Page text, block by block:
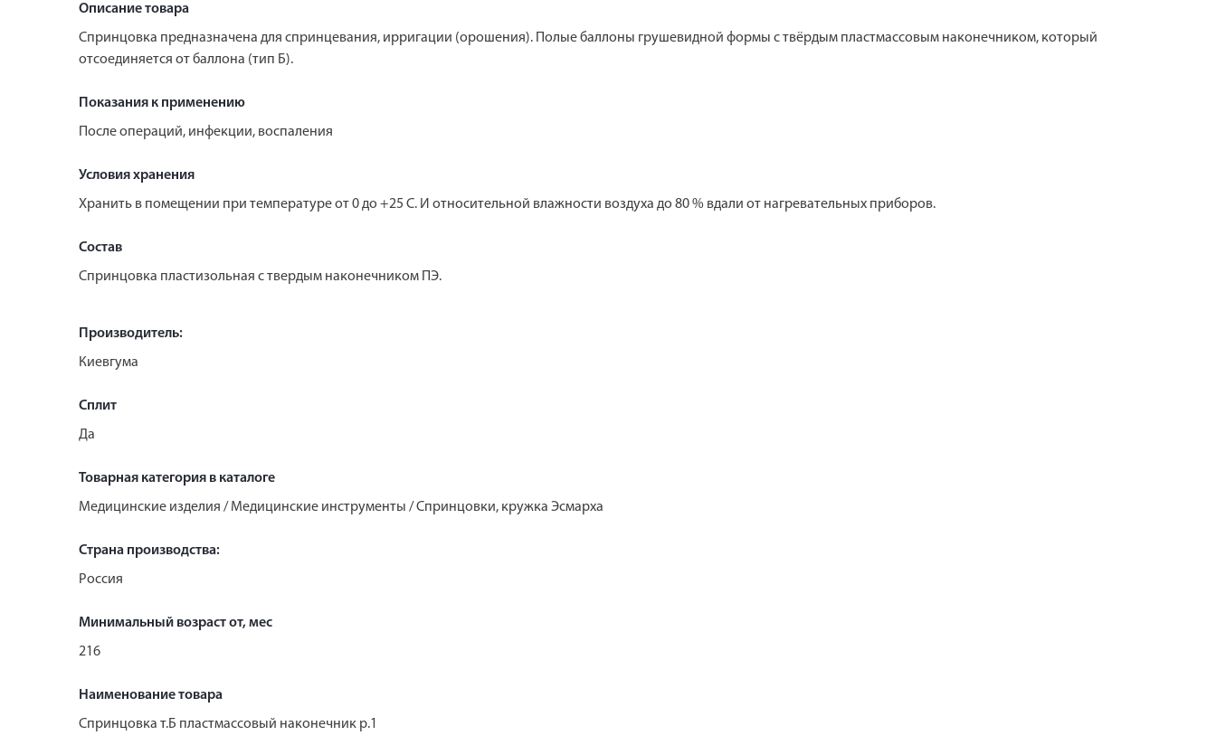
Описание товара
Спринцовка предназначена для спринцевания, ирригации (орошения). Полые баллоны грушевидной формы с твёрдым пластмассовым наконечником, который
отсоединяется от баллона (тип Б).
Показания к применению
После операций, инфекции, воспаления
Условия хранения
Хранить в помещении при температуре от 0 до +25 С. И относительной влажности воздуха до 80 % вдали от нагревательных приборов.
Состав
Спринцовка пластизольная с твердым наконечником ПЭ.
Производитель:
Киевгума
Сплит
Да
Товарная категория в каталоге
Медицинские изделия / Медицинские инструменты / Спринцовки, кружка Эсмарха
Страна производства:
Россия
Минимальный возраст от, мес
216
Наименование товара
Спринцовка т.Б пластмассовый наконечник р.1